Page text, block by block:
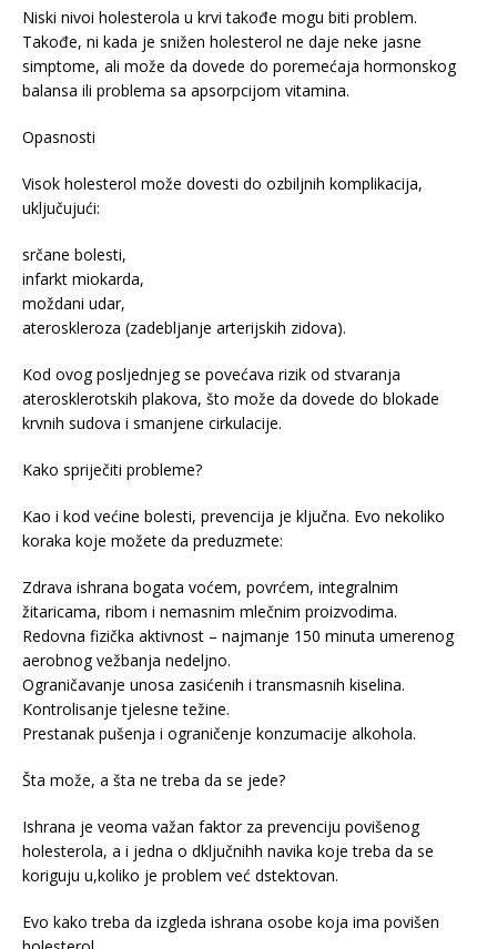
Niski nivoi holesterola u krvi takođe mogu biti problem.
Takođe, ni kada je snižen holesterol ne daje neke jasne
simptome, ali može da dovede do poremećaja hormonskog
balansa ili problema sa apsorpcijom vitamina.
Opasnosti
Visok holesterol može dovesti do ozbiljnih komplikacija,
uključujući:
srčane bolesti,
infarkt miokarda,
moždani udar,
ateroskleroza (zadebljanje arterijskih zidova).
Kod ovog posljednjeg se povećava rizik od stvaranja
aterosklerotskih plakova, što može da dovede do blokade
krvnih sudova i smanjene cirkulacije.
Kako spriječiti probleme?
Kao i kod većine bolesti, prevencija je ključna. Evo nekoliko
koraka koje možete da preduzmete:
Zdrava ishrana bogata voćem, povrćem, integralnim
žitaricama, ribom i nemasnim mlečnim proizvodima.
Redovna fizička aktivnost – najmanje 150 minuta umerenog
aerobnog vežbanja nedeljno.
Ograničavanje unosa zasićenih i transmasnih kiselina.
Kontrolisanje tjelesne težine.
Prestanak pušenja i ograničenje konzumacije alkohola.
Šta može, a šta ne treba da se jede?
Ishrana je veoma važan faktor za prevenciju povišenog
holesterola, a i jedna o dključnihh navika koje treba da se
koriguju u,koliko je problem već dstektovan.
Evo kako treba da izgleda ishrana osobe koja ima povišen